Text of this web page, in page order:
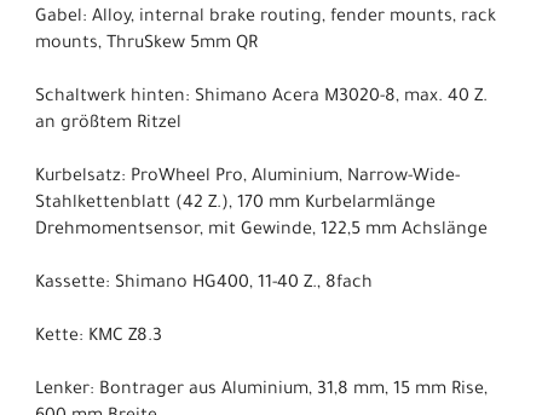
Gabel: Alloy, internal brake routing, fender mounts, rack
mounts, ThruSkew 5mm QR
Schaltwerk hinten: Shimano Acera M3020-8, max. 40 Z.
an größtem Ritzel
Kurbelsatz: ProWheel Pro, Aluminium, Narrow-Wide-
Stahlkettenblatt (42 Z.), 170 mm Kurbelarmlänge
Drehmomentsensor, mit Gewinde, 122,5 mm Achslänge
Kassette: Shimano HG400, 11-40 Z., 8fach
Kette: KMC Z8.3
Lenker: Bontrager aus Aluminium, 31,8 mm, 15 mm Rise,